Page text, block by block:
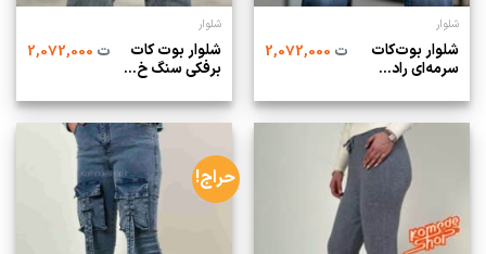
شلوار
شلوار بوت‌کات
سرمه‌ای راد...
ت2,072,000
شلوار
شلوار بوت کات
برفکی سنگ خ...
ت2,072,000
حراج!